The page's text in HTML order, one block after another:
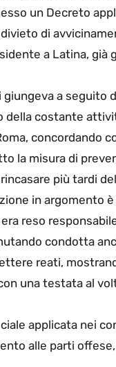
un Decreto
divieto di
a Latina,
a seguito
della costante
concordando
la misura di
più tardi
in argomento
reso
condotta
reati,
una testata al
applicata nei
alle parti